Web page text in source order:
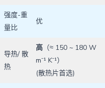
强度-重
量比
优
导热/ 散
热
高 （≈ 150 ~ 180 W
m⁻¹ K⁻¹）
(散热片首选)